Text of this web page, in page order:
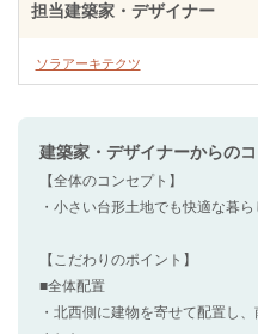
担当建築家・デザイナー
ソラアーキテクツ
建築家・デザイナーからの
【全体のコンセプト】
・小さい台形土地でも快適な暮ら
【こだわりのポイント】
■全体配置
・北西側に建物を寄せて配置し